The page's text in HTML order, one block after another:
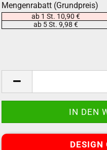
Mengenrabatt (Grundpreis)
ab 1 St. 10,90 €
ab 5 St. 9,98 €
DESIGN